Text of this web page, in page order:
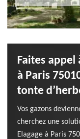
Faites appel
à Paris
tonte
Vos gazons
cherchez une
Elagage à Paris